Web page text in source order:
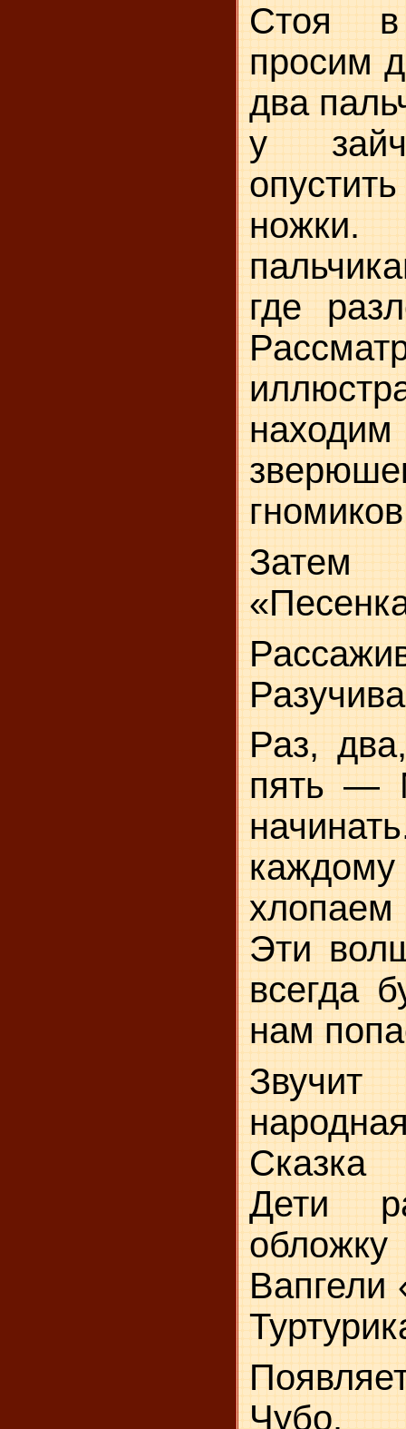
Стоя
просим
два
у
где
Раз,
пять —
Эти
всегда
нам
Звучит
Сказка
Дети
Вапгели
Чубо.